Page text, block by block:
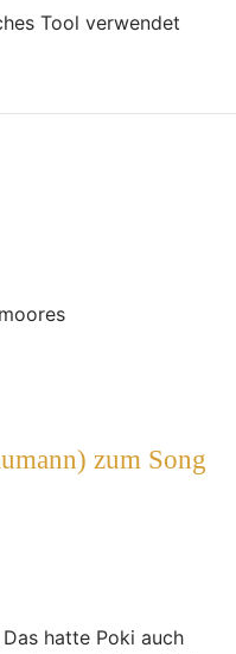
Tool verwendet
zum Song
hatte Poki auch